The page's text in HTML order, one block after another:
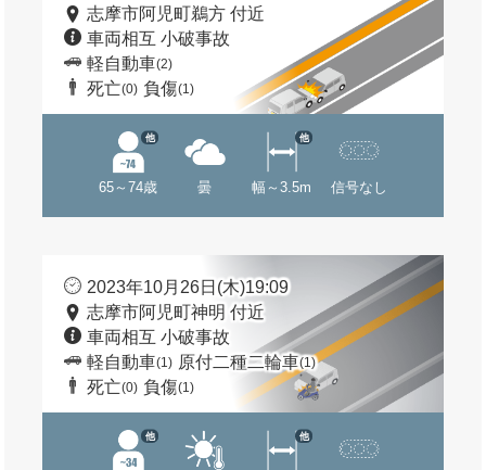
志摩市阿児町鵜方 付近
車両相互 小破事故
軽自動車(2)
死亡(0) 負傷(1)
65～74歳
他
曇 幅～3.5m
他
信号なし
2023年10月26日(木)19:09
志摩市阿児町神明 付近
車両相互 小破事故
軽自動車(1) 原付二種二輪車(1)
死亡(0) 負傷(1)
他 他